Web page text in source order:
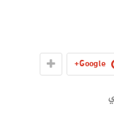
Google+